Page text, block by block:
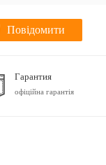
Повідомити
Гарантия
офіційна гарантія